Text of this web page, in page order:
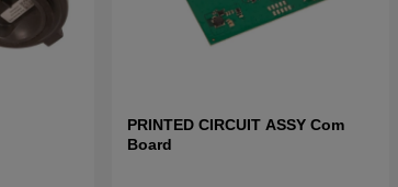
PRINTED CIRCUIT ASSY Com
Board